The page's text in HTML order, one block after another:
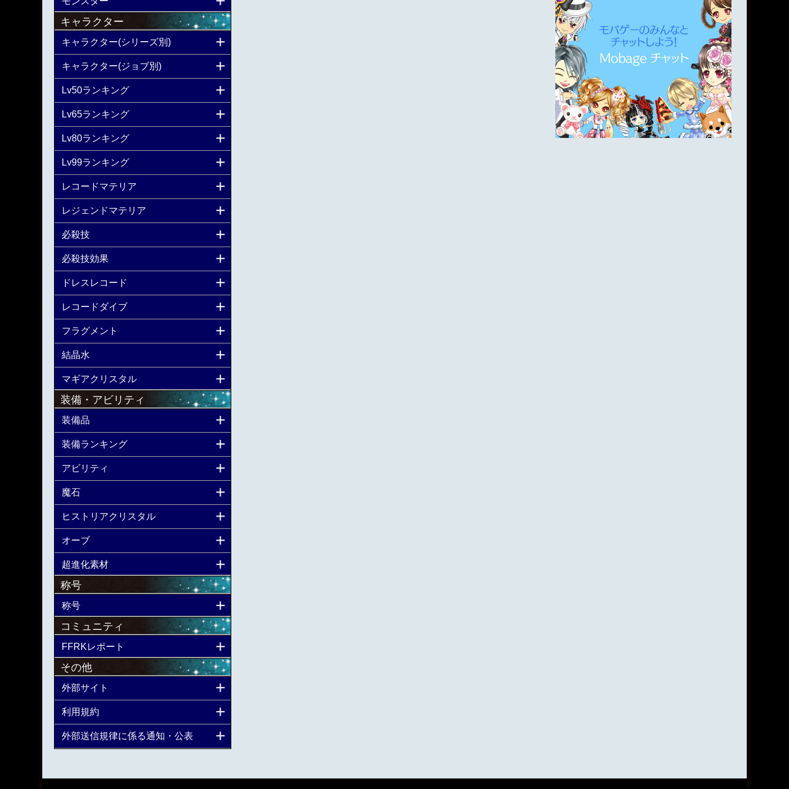
キャラクター
キャラクター(シリーズ別)
キャラクター(ジョブ別)
Lv50ランキング
Lv65ランキング
Lv80ランキング
Lv99ランキング
レコードマテリア
レジェンドマテリア
必殺技
必殺技効果
ドレスレコード
レコードダイブ
フラグメント
結晶水
マギアクリスタル
装備・アビリティ
装備品
装備ランキング
アビリティ
魔石
ヒストリアクリスタル
オーブ
超進化素材
称号
称号
コミュニティ
FFRKレポート
その他
外部サイト
利用規約
外部送信規律に係る通知・公表